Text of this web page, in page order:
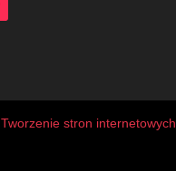
Tworzenie stron internetowych